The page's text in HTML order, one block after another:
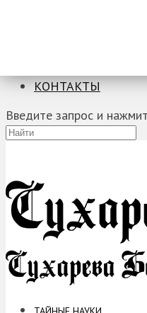
КОНТАКТЫ
Введите запрос и